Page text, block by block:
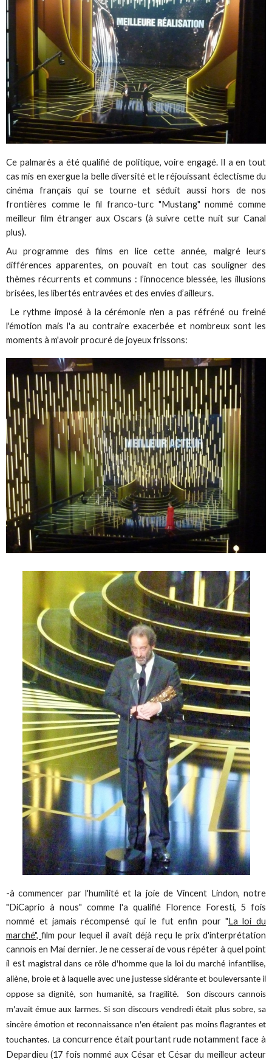
Ce palmarès a été qualifié de politique, voire engagé. Il a en tout
cas mis en exergue la belle diversité et le réjouissant éclectisme du
cinéma français qui se tourne et séduit aussi hors de nos
frontières comme le fil franco-turc "Mustang" nommé comme
meilleur film étranger aux Oscars (à suivre cette nuit sur Canal
plus).
Au programme des films en lice cette année, malgré leurs
différences apparentes, on pouvait en tout cas souligner des
thèmes récurrents et communs : l’innocence blessée, les illusions
brisées, les libertés entravées et des envies d’ailleurs.
Le rythme imposé à la cérémonie n'en a pas réfréné ou freiné
l'émotion mais l'a au contraire exacerbée et nombreux sont les
moments à m'avoir procuré de joyeux frissons:
-à commencer par l'humilité et la joie de Vincent Lindon, notre
"DiCaprio à nous" comme l'a qualifié Florence Foresti, 5 fois
nommé et jamais récompensé qui le fut enfin pour "La loi du
marché",film pour lequel il avait déjà reçu le prix d'interprétation
cannois en Mai dernier. Je ne cesserai de vous répéter à quel point
il estmagistral dans ce rôle d'homme que la loi du marché infantilise,
aliène, broie et à laquelle avec une justesse sidérante et bouleversante il
oppose sa dignité, son humanité, sa fragilité. Son discours cannois
m'avait émue aux larmes. Si son discours vendredi était plus sobre, sa
sincère émotion et reconnaissance n'en étaient pas moins flagrantes et
touchantes. La concurrence était pourtant rude notamment face à
Depardieu (17 fois nommé aux César et César du meilleur acteur